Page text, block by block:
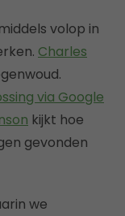
volop in
Charles
via Google
kijkt hoe
gevonden
we